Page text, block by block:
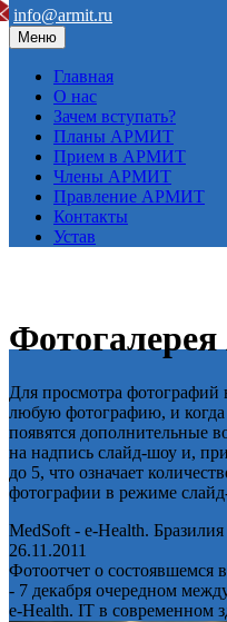
info@armit.ru
Меню
Главная
О нас
Зачем вступать?
Планы АРМИТ
Прием в АРМИТ
Члены АРМИТ
Правление АРМИТ
Контакты
Устав
Для просмотра
любую фотографию, и когда
появятся дополнительные
на надпись слайд-шоу и,
до 5, что означает
фотографии в режиме
MedSoft - e-Health.
26.11.2011
Фотоотчет о состоявшемся
- 7 декабря очередном
e-Health. IT в современном